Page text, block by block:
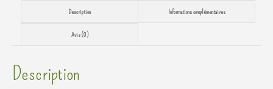
Description Informations complémentaires
Avis (0)
Description